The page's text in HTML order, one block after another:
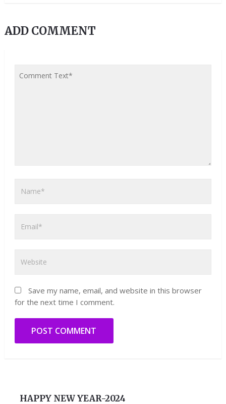
ADD COMMENT
Save my name, email, and website in this browser
for the next time I comment.
HAPPY NEW YEAR-2024